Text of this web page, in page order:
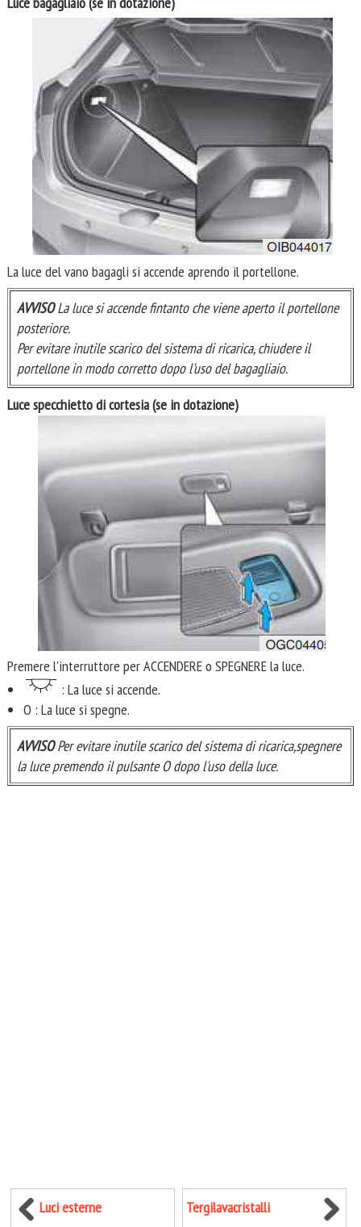
La luce del vano bagagli si accende aprendo il portellone.
AVVISOLa luce si accende fintanto che viene aperto il portellone
posteriore.
Per evitare inutile scarico del sistema di ricarica, chiudere il
portellone in modo corretto dopo l'uso del bagagliaio.
Luce specchietto di cortesia (se in dotazione)
Premere l'interruttore per ACCENDERE o SPEGNERE la luce.
: La luce si accende.
O : La luce si spegne.
AVVISOPer evitare inutile scarico del sistema di ricarica,spegnere
la luce premendo il pulsante O dopo l'uso della luce.
Luci esterne
Tergilavacristalli